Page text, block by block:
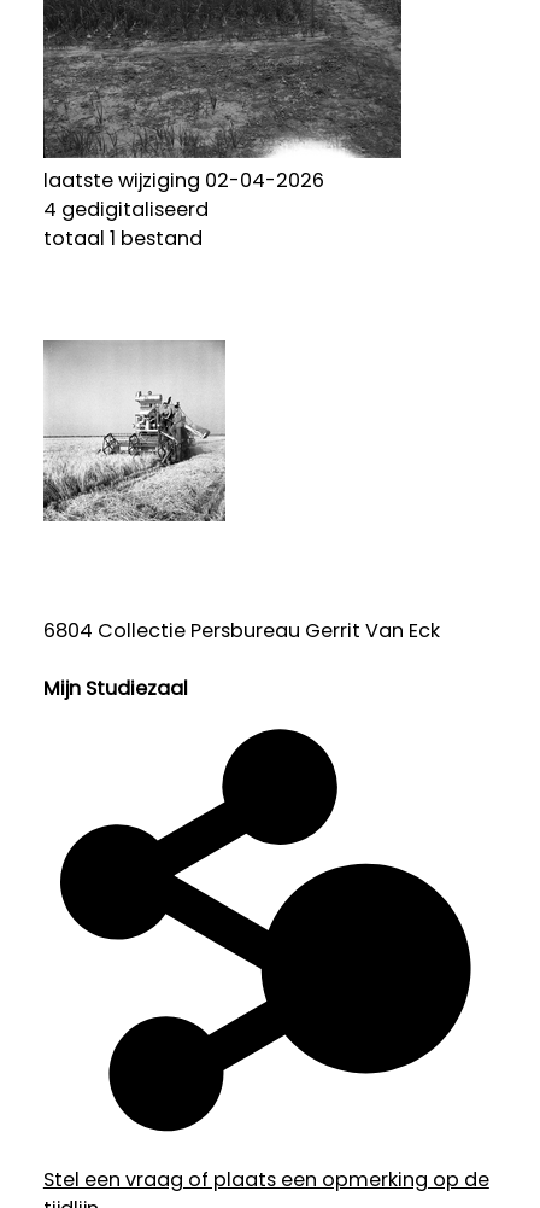
laatste wijziging 02-04-2026
4 gedigitaliseerd
totaal 1 bestand
6804 Collectie Persbureau Gerrit Van Eck
Mijn Studiezaal
Stel een vraag of plaats een opmerking op de